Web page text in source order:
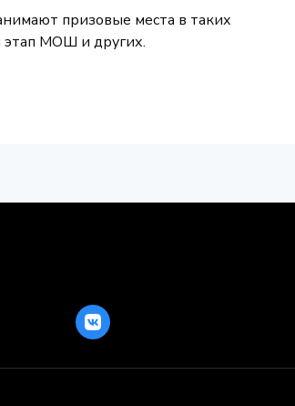
призовые места в таких
этап МОШ и других.